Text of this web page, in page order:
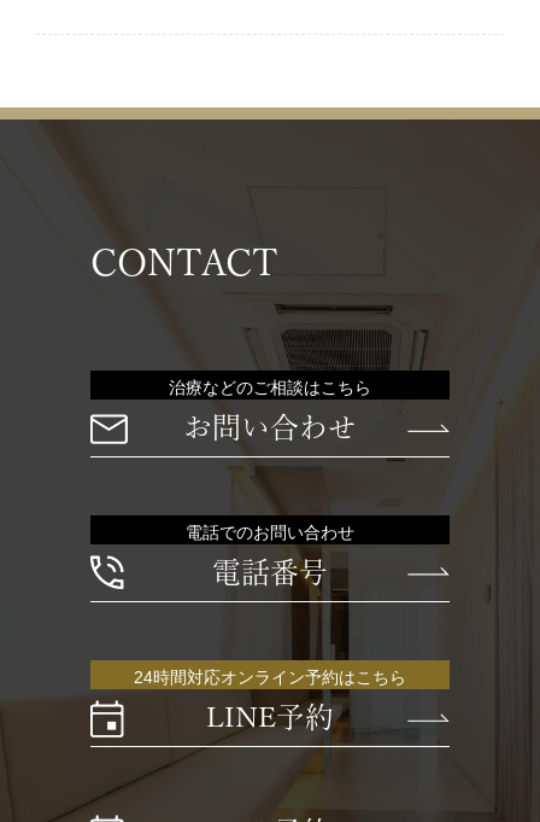
CONTACT
治療などのご相談はこちら
お問い合わせ
電話でのお問い合わせ
電話番号
24時間対応オンライン予約はこちら
LINE予約